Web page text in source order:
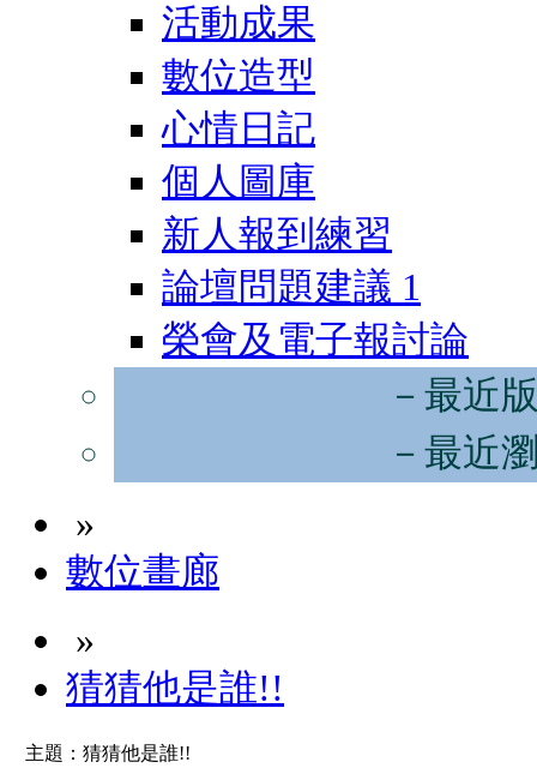
活動成果
數位造型
心情日記
個人圖庫
新人報到練習
論壇問題建議 1
榮會及電子報討論
－最近
－最近
»
數位畫廊
»
猜猜他是誰!!
主題：猜猜他是誰!!